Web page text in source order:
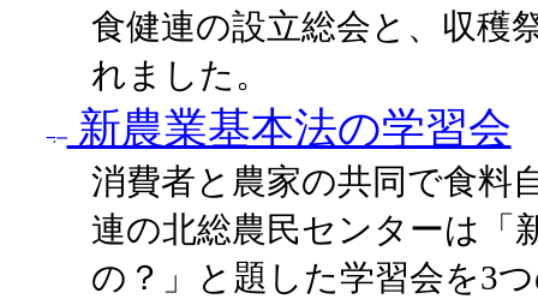
食健連の設立総会と、収穫
れました。
新農業基本法の学習会
消費者と農家の共同で食料
連の北総農民センターは「
の？」と題した学習会を3